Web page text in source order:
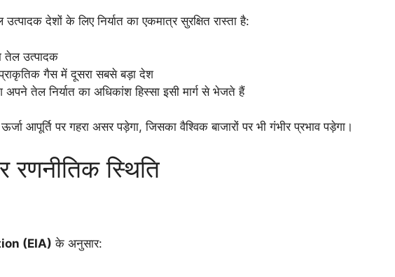
देशों के लिए निर्यात का एकमात्र सुरक्षित रास्ता है:
तेल उत्पादक
गैस में दूसरा सबसे बड़ा देश
तेल निर्यात का अधिकांश हिस्सा इसी मार्ग से भेजते हैं
आपूर्ति पर गहरा असर पड़ेगा, जिसका वैश्विक बाजारों पर भी गंभीर प्रभाव पड़ेगा।
रणनीतिक स्थिति
(EIA) के अनुसार: